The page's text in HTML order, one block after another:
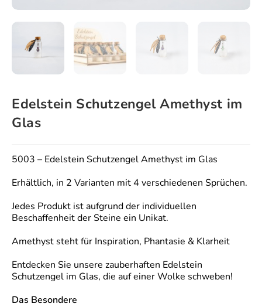
Edelstein Schutzengel Amethyst im
Glas
5003 – Edelstein Schutzengel Amethyst im Glas
Erhältlich, in 2 Varianten mit 4 verschiedenen Sprüchen.
Jedes Produkt ist aufgrund der individuellen
Beschaffenheit der Steine ein Unikat.
Amethyst steht für Inspiration, Phantasie & Klarheit
Entdecken Sie unsere zauberhaften Edelstein
Schutzengel im Glas, die auf einer Wolke schweben!
Das Besondere